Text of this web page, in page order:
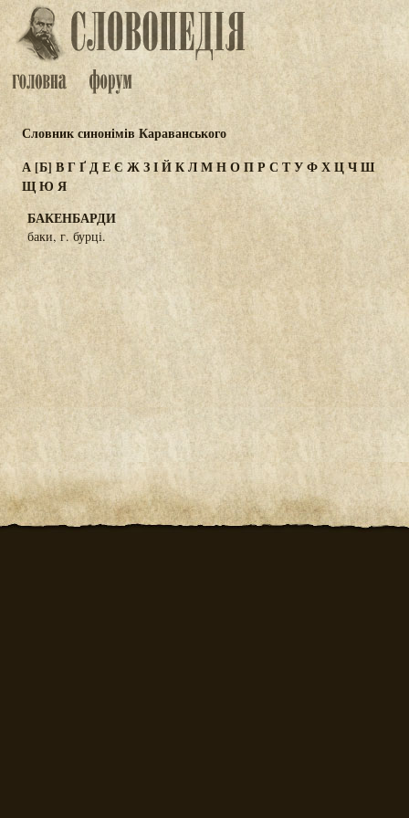
Словник синонімів Караванського
А[Б] ВГҐДЕЄ ЖЗІЙКЛМНОПР С ТУФХЦЧШ
ЩЮ Я
БАКЕНБАРДИ
баки, г. бурці.